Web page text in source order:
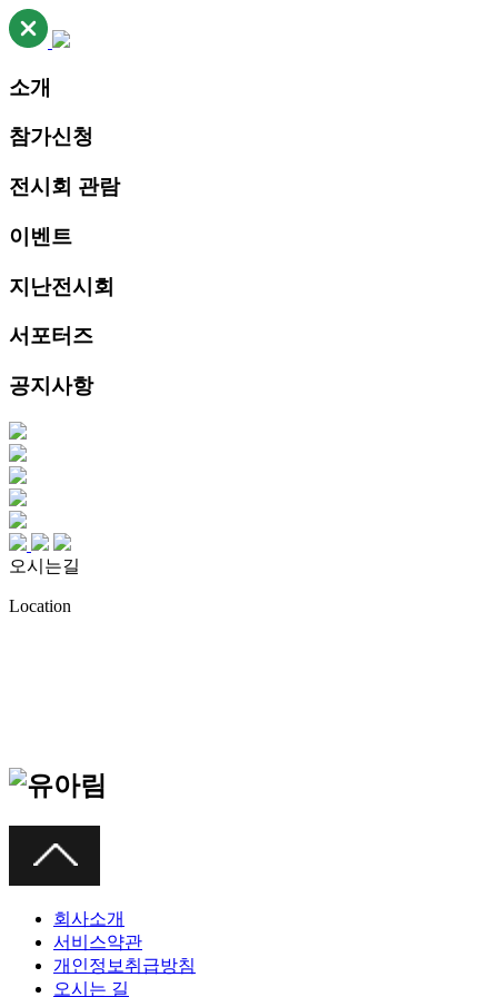
소개
참가신청
전시회 관람
이벤트
지난전시회
서포터즈
공지사항
오시는길
Location
회사소개
서비스약관
개인정보취급방침
오시는 길